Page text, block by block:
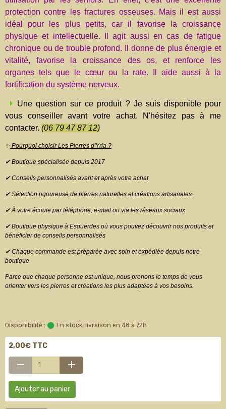
protection contre les fractures osseuses. Mais il est aussi
idéal pour les plus petits, car il favorise la croissance
physique et intellectuelle. Il agit aussi en cas de fatigue
chronique ou de trouble profond. Il donne de plus énergie et
vitalité, favorise la croissance des os, et renforce les
organes tels que le cœur ou la rate. Il aide aussi à la
fortification du système nerveux.
Une question sur ce produit ? Je suis disponible pour
vous conseiller avant votre achat. N'hésitez pas à me
contacter. (06 79 47 87 12)
✨Pourquoi choisir Les Pierres d'Yria ?
✔ Boutique spécialisée depuis 2017
✔ Conseils personnalisés avant et après votre achat
✔ Sélection rigoureuse de pierres naturelles et créations artisanales
✔ À votre écoute par téléphone, e-mail ou via les réseaux sociaux
✔ Boutique physique à Esquerdes où vous pouvez découvrir nos produits et
bénéficier de conseils personnalisés
✔ Chaque commande est préparée avec soin et expédiée depuis notre
boutique
Parce que chaque personne est unique, nous prenons le temps de vous
orienter vers les pierres et créations les plus adaptées à vos besoins.
Disponibilité : En stock, livraison en 48 à 72h
2,00€ TTC
Ajouter au panier